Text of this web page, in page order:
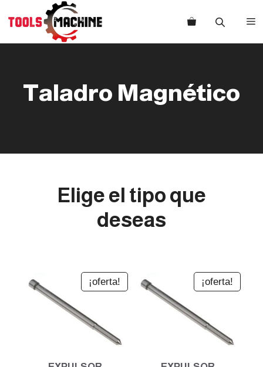
Taladro Magnético
Elige el tipo que
deseas
¡oferta! ¡oferta!